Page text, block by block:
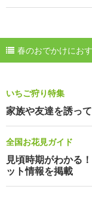
春のおでかけにお
いちご狩り特集
家族や友達を誘っ
全国お花見ガイド
見頃時期がわかる
ット情報を掲載